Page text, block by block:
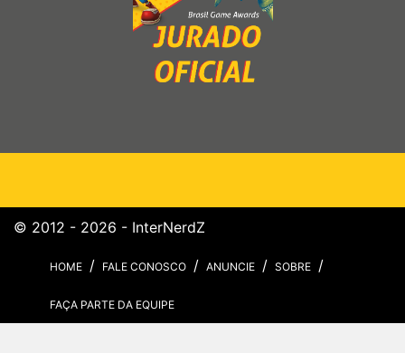
© 2012 - 2026 - InterNerdZ
HOME FALE CONOSCO ANUNCIE SOBRE
FAÇA PARTE DA EQUIPE